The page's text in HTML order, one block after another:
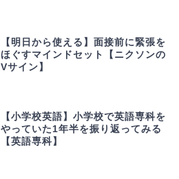
【明日から使える】面接前に緊張を
ほぐすマインドセット【ニクソンの
Vサイン】
【小学校英語】小学校で英語専科を
やっていた1年半を振り返ってみる
【英語専科】